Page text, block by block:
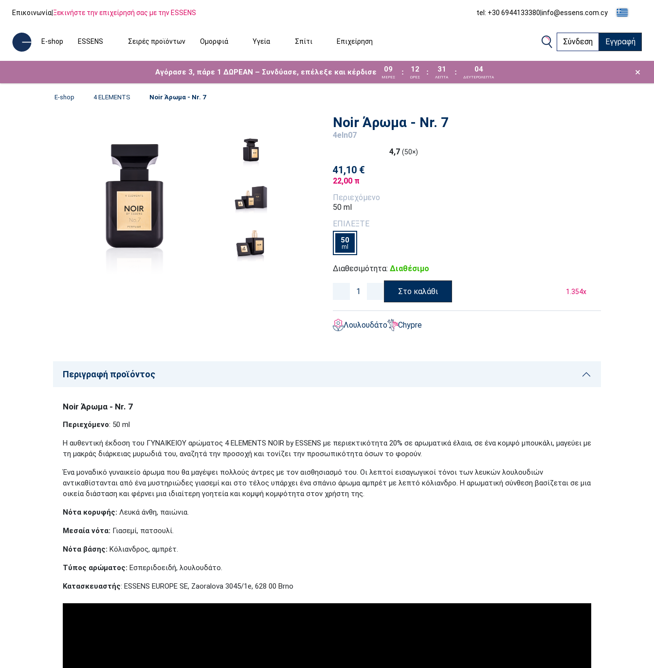
Επικοινωνία|Ξεκινήστε την επιχείρησή σας με την ESSENS tel: +30 6944133380|info@essens.com.cy
E-shop ESSENS Σειρές προϊόντων Ομορφιά Υγεία Σπίτι Επιχείρηση Σύνδεση Εγγραφή
Αγόρασε 3, πάρε 1 ΔΩΡΕΑΝ – Συνδύασε, επέλεξε και κέρδισε 09
ΜΈΡΕΣ
: 12
ΩΡΕΣ
: 31
ΛΕΠΤΑ
: 03
ΔΕΥΤΕΡΟΛΕΠΤΑ ×
E-shop 4 ELEMENTS Noir Άρωμα - Nr. 7
Noir Άρωμα - Nr. 7
4eln07
4,7 (50×)
41,10 €
22,00 π
Περιεχόμενο
50 ml
ΕΠΙΛΕΞΤΕ
50
ml
Διαθεσιμότητα: Διαθέσιμο
Στο καλάθι 1.354x
Λουλουδάτο Chypre
Περιγραφή προϊόντος
Noir Άρωμα - Nr. 7
Περιεχόμενο: 50 ml
Η αυθεντική έκδοση του ΓΥΝΑΙΚΕΙΟΥ αρώματος 4 ELEMENTS NOIR by ESSENS με περιεκτικότητα 20% σε αρωματικά έλαια, σε ένα κομψό μπουκάλι, μαγεύει με
τη μακράς διάρκειας μυρωδιά του, αναζητά την προσοχή και τονίζει την προσωπικότητα όσων το φορούν.
Ένα μοναδικό γυναικείο άρωμα που θα μαγέψει πολλούς άντρες με τον αισθησιασμό του. Οι λεπτοί εισαγωγικοί τόνοι των λευκών λουλουδιών
αντικαθίστανται από ένα μυστηριώδες γιασεμί και στο τέλος υπάρχει ένα σπάνιο άρωμα αμπρέτ με λεπτό κόλιανδρο. Η αρωματική σύνθεση βασίζεται σε μια
οικεία διάσταση και φέρνει μια ιδιαίτερη γοητεία και κομψή κομψότητα στον χρήστη της.
Νότα κορυφής: Λευκά άνθη, παιώνια.
Μεσαία νότα: Γιασεμί, πατσουλί.
Νότα βάσης: Κόλιανδρος, αμπρέτ.
Τύπος αρώματος: Εσπεριδοειδή, λουλουδάτο.
Κατασκευαστής: ESSENS EUROPE SE, Zaoralova 3045/1e, 628 00 Brno